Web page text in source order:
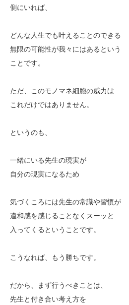
側にいれば、
どんな人生でも叶えることのできる
無限の可能性が我々にはあるという
ことです。
ただ、このモノマネ細胞の威力は
これだけではありません。
というのも、
一緒にいる先生の現実が
自分の現実になるため
気づくころには先生の常識や習慣が
違和感を感じることなくスーッと
入ってくるということです。
こうなれば、もう勝ちです。
だから、まず行うべきことは、
先生と付き合い考え方を